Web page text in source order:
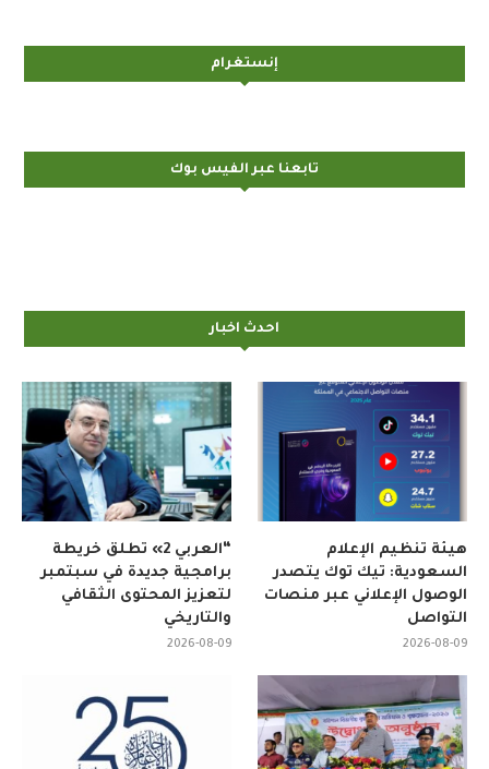
إنستغرام
تابعنا عبر الفيس بوك
احدث اخبار
“العربي 2» تطلق خريطة
برامجية جديدة في سبتمبر
لتعزيز المحتوى الثقافي
والتاريخي
2026-08-09
هيئة تنظيم الإعلام
السعودية: تيك توك يتصدر
الوصول الإعلاني عبر منصات
التواصل
2026-08-09